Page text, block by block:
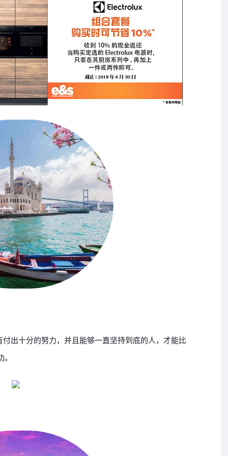
出十分的努力，并且能够一直坚持到底的人，才能比